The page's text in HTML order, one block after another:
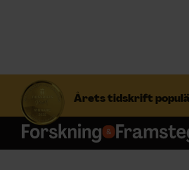
Årets tidskrift
S
f
t
Prenumerera